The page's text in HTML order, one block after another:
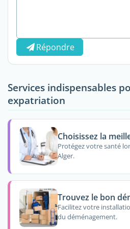
Répondre
Services indispensables
expatriation
Choisissez la
Protégez votre santé
Alger.
Trouvez le bon
Facilitez votre
du déménagement.